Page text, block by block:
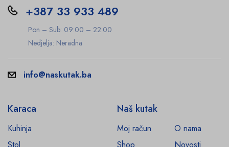
+387 33 933 489
Pon – Sub: 09:00 – 22:00
Nedjelja: Neradna
info@naskutak.ba
Karaca
Kuhinja
Stol
Naš kutak
Moj račun
O nama
Shop
Novosti